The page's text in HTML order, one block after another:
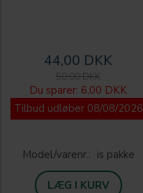
44,00 DKK
50,00 DKK
Du sparer: 6,00 DKK
Tilbud udløber 08/08/2026
Model/varenr.: is pakke
LÆG I KURV